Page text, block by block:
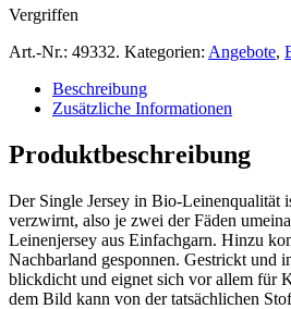
Vergriffen
Art.-Nr.: 49332. Kategorien: Angebote,
Beschreibung
Zusätzliche Informationen
Produktbeschreibung
Der Single Jersey in Bio-Leinenqualität
verzwirnt, also je zwei der Fäden
Leinenjersey aus Einfachgarn. Hinzu
Nachbarland gesponnen. Gestrickt und
blickdicht und eignet sich vor allem für
dem Bild kann von der tatsächlichen